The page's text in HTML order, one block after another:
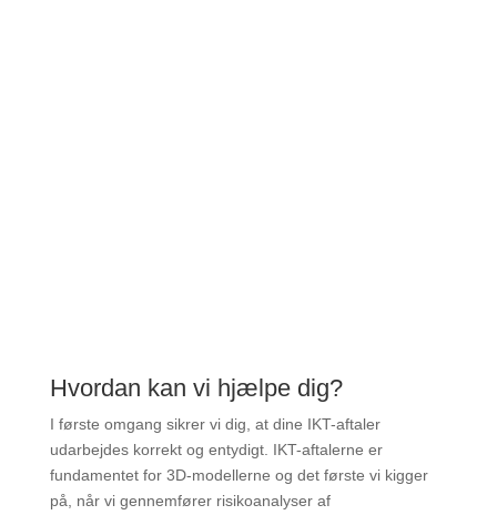
Hvordan kan vi hjælpe dig?
I første omgang sikrer vi dig, at dine IKT-aftaler
udarbejdes korrekt og entydigt. IKT-aftalerne er
fundamentet for 3D-modellerne og det første vi kigger
på, når vi gennemfører risikoanalyser af